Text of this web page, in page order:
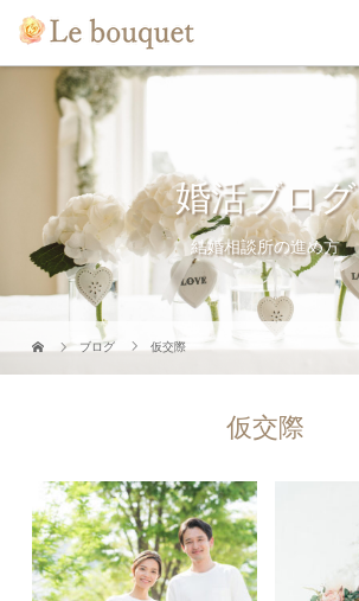
婚活ブログ
結婚相談所の進め方
ブログ 仮交際
仮交際